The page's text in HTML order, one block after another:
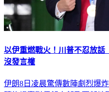
以伊重燃戰火！川普不忍放
沒發言權
伊朗8日凌晨驚傳數陣劇烈爆